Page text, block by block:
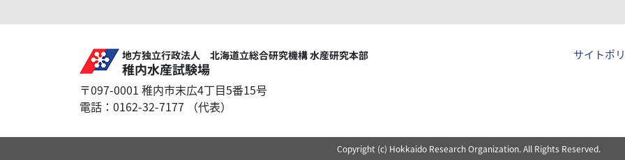
地方独立行政法人 北海道立総合研究機構 水産研究本部
稚内水産試験場
〒097-0001 稚内市末広4丁目5番15号
電話：0162-32-7177 （代表）
サイトポ
Copyright (c) Hokkaido Research Organization. All Rights Reserved.